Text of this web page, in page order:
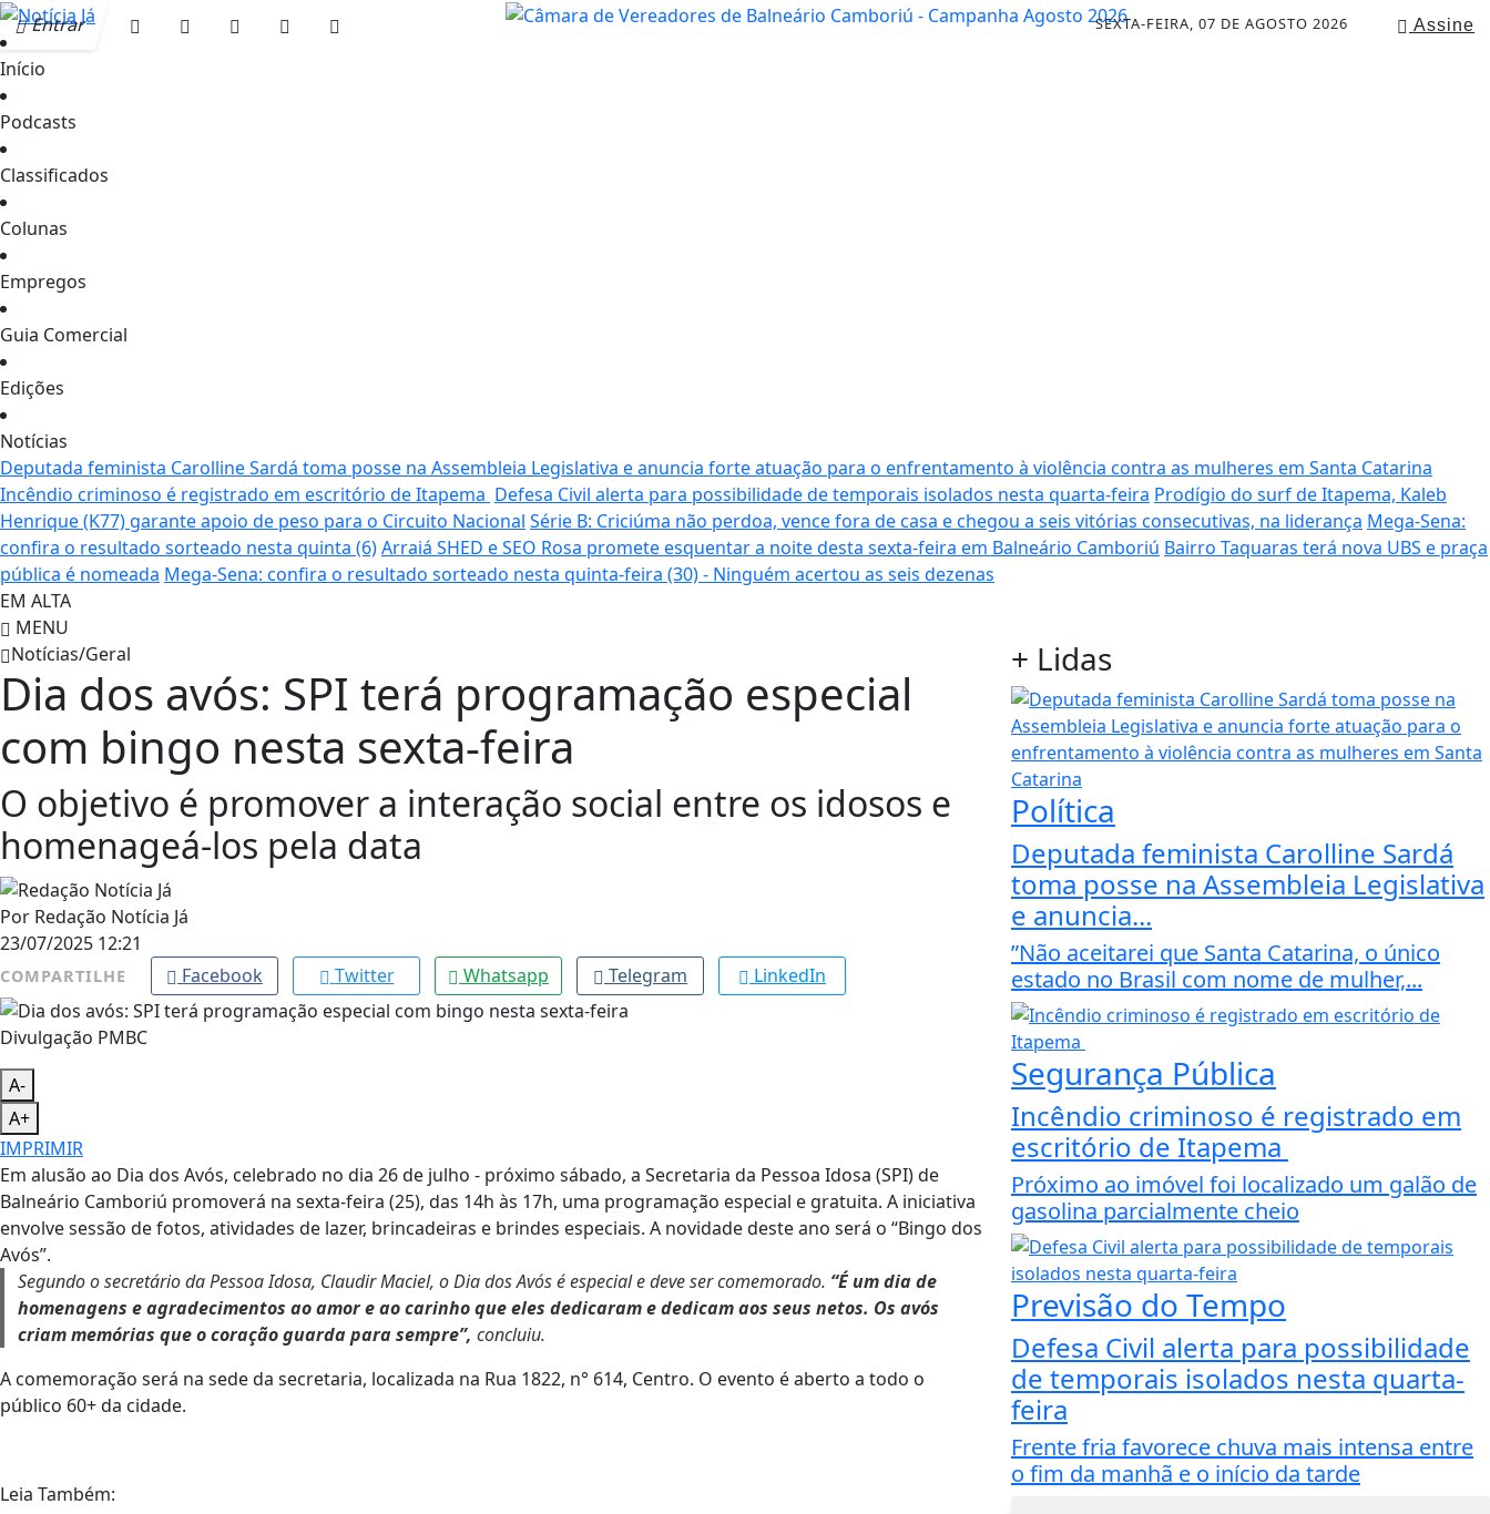
Entrar Assine
SEXTA-FEIRA, 07 DE AGOSTO 2026
Início
Podcasts
Classificados
Colunas
Empregos
Guia Comercial
Edições
Notícias
Deputada feminista Carolline Sardá toma posse na Assembleia Legislativa e anuncia forte atuação para o enfrentamento à violência contra as mulheres em Santa Catarina
Incêndio criminoso é registrado em escritório de Itapema Defesa Civil alerta para possibilidade de temporais isolados nesta quarta-feira Prodígio do surf de Itapema, Kaleb
Henrique (K77) garante apoio de peso para o Circuito Nacional Série B: Criciúma não perdoa, vence fora de casa e chegou a seis vitórias consecutivas, na liderança Mega-Sena:
confira o resultado sorteado nesta quinta (6)Arraiá SHED e SEO Rosa promete esquentar a noite desta sexta-feira em Balneário Camboriú Bairro Taquaras terá nova UBS e praça
pública é nomeada Mega-Sena: confira o resultado sorteado nesta quinta-feira (30) - Ninguém acertou as seis dezenas
EM ALTA
MENU
Notícias/Geral
Dia dos avós: SPI terá programação especial
com bingo nesta sexta-feira
O objetivo é promover a interação social entre os idosos e
homenageá-los pela data
Por Redação Notícia Já
23/07/2025 12:21
COMPARTILHE Facebook Twitter Whatsapp Telegram LinkedIn
Divulgação PMBC
A-
A+
IMPRIMIR
Em alusão ao Dia dos Avós, celebrado no dia 26 de julho - próximo sábado, a Secretaria da Pessoa Idosa (SPI) de
Balneário Camboriú promoverá na sexta-feira (25), das 14h às 17h, uma programação especial e gratuita. A iniciativa
envolve sessão de fotos, atividades de lazer, brincadeiras e brindes especiais. A novidade deste ano será o “Bingo dos
Avós”.
Segundo o secretário da Pessoa Idosa, Claudir Maciel, o Dia dos Avós é especial e deve ser comemorado. “É um dia de
homenagens e agradecimentos ao amor e ao carinho que eles dedicaram e dedicam aos seus netos. Os avós
criam memórias que o coração guarda para sempre”, concluiu.
A comemoração será na sede da secretaria, localizada na Rua 1822, n° 614, Centro. O evento é aberto a todo o
público 60+ da cidade.
Leia Também:
+ Lidas
Política
Deputada feminista Carolline Sardá
toma posse na Assembleia Legislativa
e anuncia...
”Não aceitarei que Santa Catarina, o único
estado no Brasil com nome de mulher,...
Segurança Pública
Incêndio criminoso é registrado em
escritório de Itapema
Próximo ao imóvel foi localizado um galão de
gasolina parcialmente cheio
Previsão do Tempo
Defesa Civil alerta para possibilidade
de temporais isolados nesta quarta-
feira
Frente fria favorece chuva mais intensa entre
o fim da manhã e o início da tarde